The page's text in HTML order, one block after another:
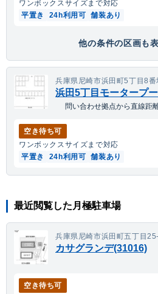
ワンボックスサイズまで対応
平置き
24h利用可 舗装あり
他の条件の区画も
兵庫県尼崎市浜田町5丁目8番
浜田5丁目モータープ
問い合わせ拠点から直線距
空き待ち可
ワンボックスサイズまで対応
平置き
24h利用可 舗装あり
最近閲覧した月極駐車場
兵庫県尼崎市浜田町五丁目
カサグランデ(31016)
空き待ち可